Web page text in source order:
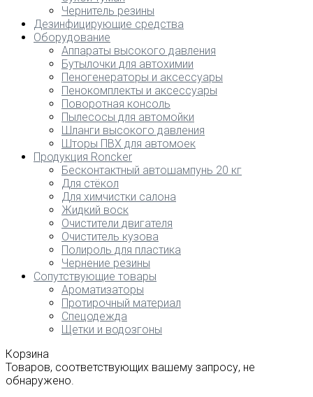
Чернитель резины
Дезинфицирующие средства
Оборудование
Аппараты высокого давления
Бутылочки для автохимии
Пеногенераторы и аксессуары
Пенокомплекты и аксессуары
Поворотная консоль
Пылесосы для автомойки
Шланги высокого давления
Шторы ПВХ для автомоек
Продукция Roncker
Бесконтактный автошампунь 20 кг
Для стёкол
Для химчистки салона
Жидкий воск
Очистители двигателя
Очиститель кузова
Полироль для пластика
Чернение резины
Сопутствующие товары
Ароматизаторы
Протирочный материал
Спецодежда
Щетки и водозгоны
Корзина
Товаров, соответствующих вашему запросу, не
обнаружено.